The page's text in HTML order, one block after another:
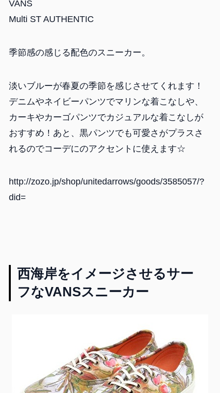
VANS
Multi ST AUTHENTIC
季節感の感じる配色のスニーカー。
淡いブルーが春夏の季節を感じさせてくれます！
デニムやネイビーパンツでマリンな着こなしや、
カーキやカーゴパンツでカジュアルな着こなしが
おすすめ！あと、黒パンツでも可愛さがプラスさ
れるのでコーデにのアクセントに使えます☆
http://zozo.jp/shop/unitedarrows/goods/3585057/?
did=
西海岸をイメージさせるサー
フなVANSスニーカー